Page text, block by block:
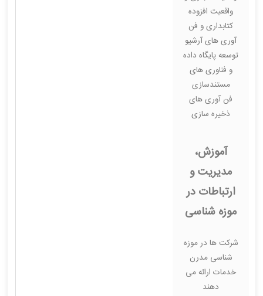
واقعیت افزوده
کتابداری و فن
آوری های آرشیو
توسعه پایگاه داده
و فناوری های
مستندسازی
فن آوری های
ذخیره سازی
آموزش،
مدیریت و
ارتباطات در
موزه شناسی
شرکت ها در موزه
شناسی مدرن
خدمات ارائه می
دهند